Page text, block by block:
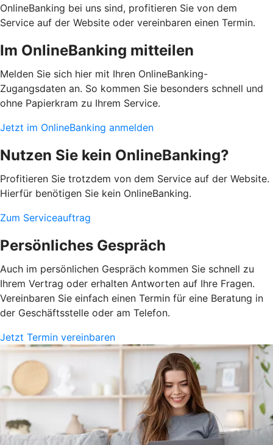
OnlineBanking bei uns sind, profitieren Sie von dem
Service auf der Website oder vereinbaren einen Termin.
Im OnlineBanking mitteilen
Melden Sie sich hier mit Ihren OnlineBanking-
Zugangsdaten an. So kommen Sie besonders schnell und
ohne Papierkram zu Ihrem Service.
Jetzt im OnlineBanking anmelden
Nutzen Sie kein OnlineBanking?
Profitieren Sie trotzdem von dem Service auf der Website.
Hierfür benötigen Sie kein OnlineBanking.
Zum Serviceauftrag
Persönliches Gespräch
Auch im persönlichen Gespräch kommen Sie schnell zu
Ihrem Vertrag oder erhalten Antworten auf Ihre Fragen.
Vereinbaren Sie einfach einen Termin für eine Beratung in
der Geschäftsstelle oder am Telefon.
Jetzt Termin vereinbaren